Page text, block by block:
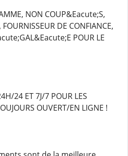
NON COUP&Eacute;S,
DE CONFIANCE,
POUR LE
24 ET 7J/7 POUR LES
OUVERT/EN LIGNE !